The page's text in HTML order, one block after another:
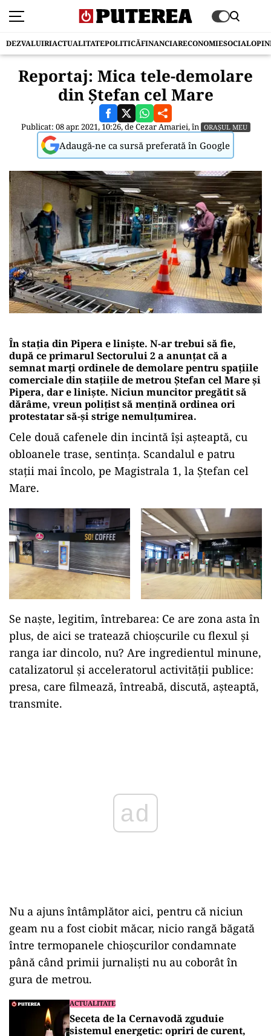
DEZVALUIRIACTUALITATEPOLITICĂFINANCIARECONOMIESOCIAL
Reportaj: Mica tele-demolare
din Ștefan cel Mare
Publicat: 08 apr. 2021, 10:26, deCezar Amariei, în ORAȘUL MEU
Adaugă-ne ca sursă preferată în Google
În stația din Pipera e liniște. N-ar trebui să fie,
după ce primarul Sectorului 2 a anunțat că a
semnat marți ordinele de demolare pentru spațiile
comerciale din stațiile de metrou Ștefan cel Mare și
Pipera, dar e liniște. Niciun muncitor pregătit să
dărâme, vreun polițist să mențină ordinea ori
protestatar să-și strige nemulțumirea.
Cele două cafenele din incintă își așteaptă, cu
obloanele trase, sentința. Scandalul e patru
stații mai încolo, pe Magistrala 1, la Ștefan cel
Mare.
Se naște, legitim, întrebarea: Ce are zona asta în
plus, de aici se tratează chioșcurile cu flexul și
ranga iar dincolo, nu? Are ingredientul minune,
catalizatorul și acceleratorul activității publice:
presa, care filmează, întreabă, discută, așteaptă,
transmite.
Nu a ajuns întâmplător aici, pentru că niciun
geam nu a fost ciobit măcar, nicio rangă băgată
între termopanele chioșcurilor condamnate
până când primii jurnaliști nu au coborât în
gura de metrou.
ACTUALITATE
Seceta de la Cernavodă zguduie
sistemul energetic: opriri de curent,